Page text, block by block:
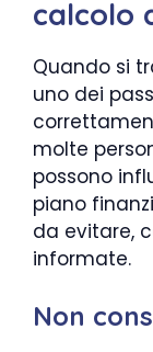
calcolo
Quando si
uno dei
molte
possono
piano
da evitare,
informate.
Non